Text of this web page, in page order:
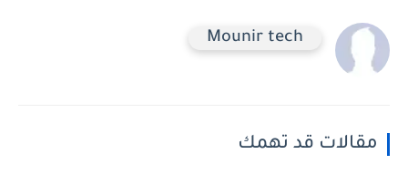
Mounir tech
مقالات قد تهمك